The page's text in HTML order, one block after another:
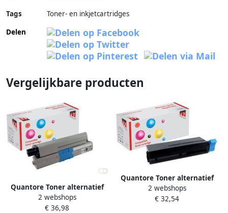
Tags
Toner- en inkjetcartridges
Delen
Vergelijkbare producten
Quantore Toner alternatief
tbv Oki 46508712 zwart
2 webshops
€ 36,98
Quantore Toner alternatief
tbv Oki 44574802 zwart
2 webshops
€ 32,54